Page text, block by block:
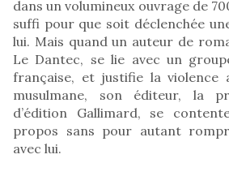
dans un volumineux ouvrage de
suffi pour que soit déclenchée
lui. Mais quand un auteur de
Le Dantec, se lie avec un
française, et justifie la violence
musulmane, son éditeur, la
d’édition Gallimard, se
propos sans pour autant
avec lui.